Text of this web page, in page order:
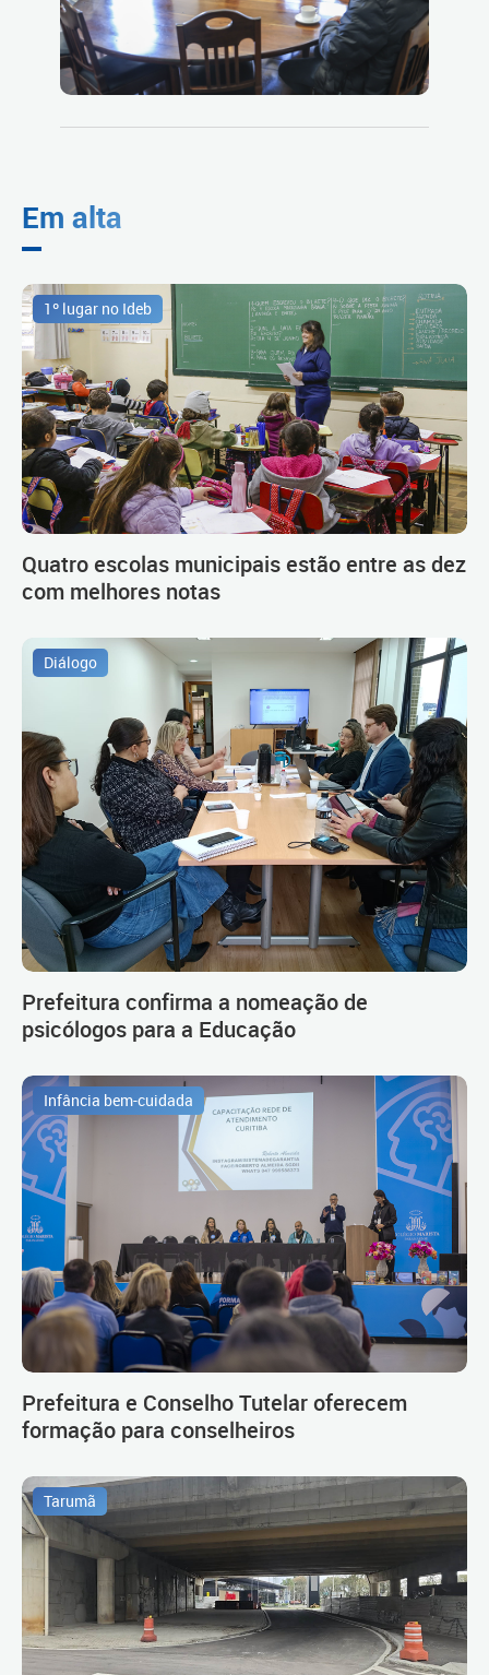
Em alta
1º lugar no Ideb
Quatro escolas municipais estão entre as dez
com melhores notas
Diálogo
Prefeitura confirma a nomeação de
psicólogos para a Educação
Infância bem-cuidada
Prefeitura e Conselho Tutelar oferecem
formação para conselheiros
Tarumã